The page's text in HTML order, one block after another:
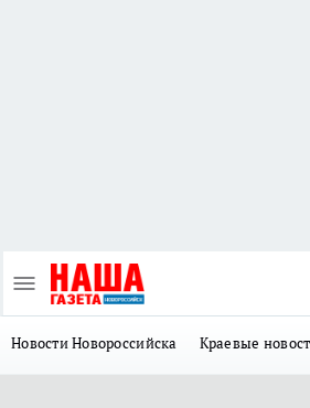
Новости Новороссийска Краевые